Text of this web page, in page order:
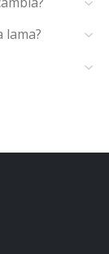
lama?